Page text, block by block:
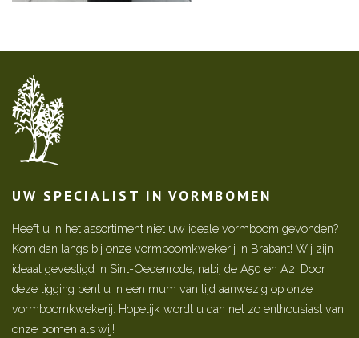
UW SPECIALIST IN VORMBOMEN
Heeft u in het assortiment niet uw ideale vormboom gevonden?
Kom dan langs bij onze vormboomkwekerij in Brabant! Wij zijn
ideaal gevestigd in Sint-Oedenrode, nabij de A50 en A2. Door
deze ligging bent u in een mum van tijd aanwezig op onze
vormboomkwekerij. Hopelijk wordt u dan net zo enthousiast van
onze bomen als wij!